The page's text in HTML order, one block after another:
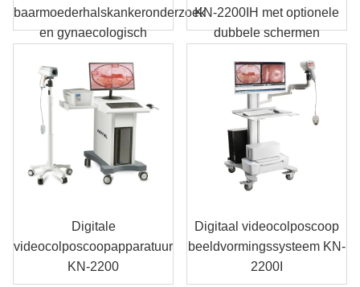
baarmoederhalskankeronderzoek
en gynaecologisch
KN-2200IH met optionele
dubbele schermen
Digitale
videocolposcoopapparatuur
KN-2200
Digitaal videocolposcoop
beeldvormingssysteem KN-
2200I